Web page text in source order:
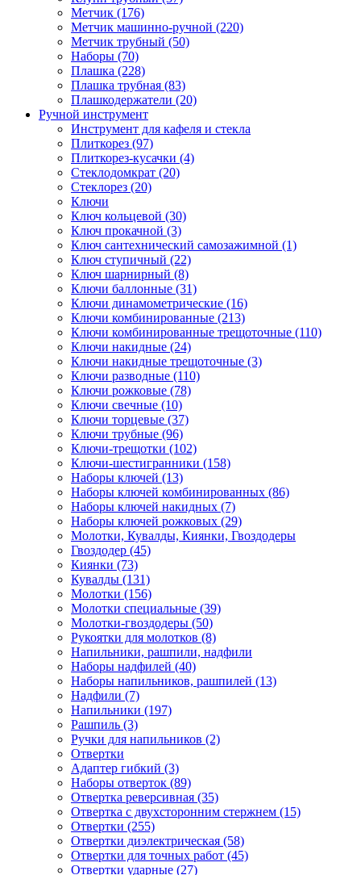
Метчик (176)
Метчик машинно-ручной (220)
Метчик трубный (50)
Наборы (70)
Плашка (228)
Плашка трубная (83)
Плашкодержатели (20)
Ручной инструмент
Инструмент для кафеля и стекла
Плиткорез (97)
Плиткорез-кусачки (4)
Стеклодомкрат (20)
Стеклорез (20)
Ключи
Ключ кольцевой (30)
Ключ прокачной (3)
Ключ сантехнический самозажимной (1)
Ключ ступичный (22)
Ключ шарнирный (8)
Ключи баллонные (31)
Ключи динамометрические (16)
Ключи комбинированные (213)
Ключи комбинированные трещоточные (110)
Ключи накидные (24)
Ключи накидные трещоточные (3)
Ключи разводные (110)
Ключи рожковые (78)
Ключи свечные (10)
Ключи торцевые (37)
Ключи трубные (96)
Ключи-трещотки (102)
Ключи-шестигранники (158)
Наборы ключей (13)
Наборы ключей комбинированных (86)
Наборы ключей накидных (7)
Наборы ключей рожковых (29)
Молотки, Кувалды, Киянки, Гвоздодеры
Гвоздодер (45)
Киянки (73)
Кувалды (131)
Молотки (156)
Молотки специальные (39)
Молотки-гвоздодеры (50)
Рукоятки для молотков (8)
Напильники, рашпили, надфили
Наборы надфилей (40)
Наборы напильников, рашпилей (13)
Надфили (7)
Напильники (197)
Рашпиль (3)
Ручки для напильников (2)
Отвертки
Адаптер гибкий (3)
Наборы отверток (89)
Отвертка реверсивная (35)
Отвертка с двухсторонним стержнем (15)
Отвертки (255)
Отвертки диэлектрическая (58)
Отвертки для точных работ (45)
Отвертки ударные (27)